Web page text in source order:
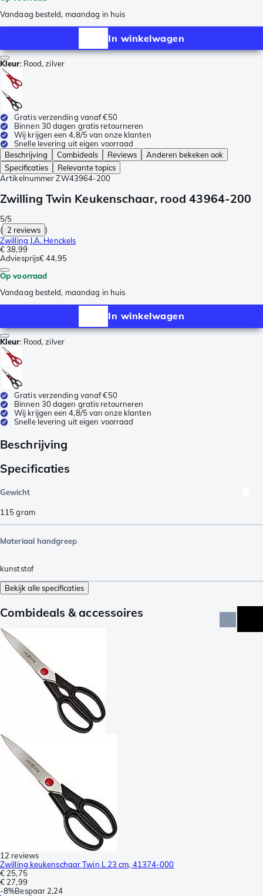
Vandaag besteld, maandag in huis
In winkelwagen
Kleur: Rood, zilver
Gratis verzending vanaf €50
Binnen 30 dagen gratis retourneren
Wij krijgen een 4,8/5 van onze klanten
Snelle levering uit eigen voorraad
Beschrijving
Combideals Reviews
Anderen bekeken ook
Specificaties
Relevante topics
Artikelnummer ZW43964-200
Zwilling Twin Keukenschaar, rood 43964-200
5/5
( 2 reviews )
Zwilling J.A. Henckels
€ 38,99
Adviesprijs€ 44,95
Op voorraad
Vandaag besteld, maandag in huis
In winkelwagen
Kleur: Rood, zilver
Gratis verzending vanaf €50
Binnen 30 dagen gratis retourneren
Wij krijgen een 4,8/5 van onze klanten
Snelle levering uit eigen voorraad
Beschrijving
Specificaties
Gewicht
115gram
Materiaal handgreep
kunststof
Bekijk alle specificaties
Combideals & accessoires
12 reviews
Zwilling keukenschaar Twin L 23 cm, 41374-000
€ 25,75
€ 27,99
-8%Bespaar 2,24